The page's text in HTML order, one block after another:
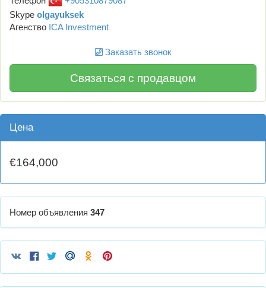
Skype olgayuksek
Агенство ICA Investment
Заказать звонок
Связаться с продавцом
Цена
€164,000
Номер объявления 347